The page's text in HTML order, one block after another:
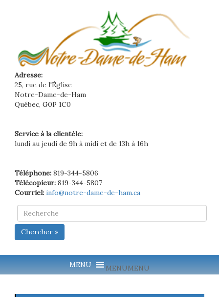
Adresse:
25, rue de l'Église
Notre-Dame-de-Ham
Québec, G0P 1C0
Service à la clientèle:
lundi au jeudi de 9h à midi et de 13h à 16h
Téléphone: 819-344-5806
Télécopieur: 819-344-5807
Courriel: info@notre-dame-de-ham.ca
Chercher »
MENUMENU